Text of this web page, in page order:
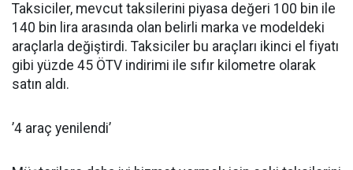
Taksiciler, mevcut taksilerini piyasa değeri 100 bin ile
140 bin lira arasında olan belirli marka ve modeldeki
araçlarla değiştirdi. Taksiciler bu araçları ikinci el fiyatı
gibi yüzde 45 ÖTV indirimi ile sıfır kilometre olarak
satın aldı.
’4 araç yenilendi’